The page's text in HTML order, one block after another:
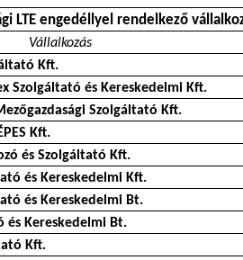
LTE engedéllyel rendelkező
Vállalkozás
Kft.
Szolgáltató és Kereskedelmi Kft.
Szolgáltató Kft.
Kft.
és Szolgáltató Kft.
és Kereskedelmi Kft.
és Kereskedelmi Bt.
és Kereskedelmi Bt.
Kft.